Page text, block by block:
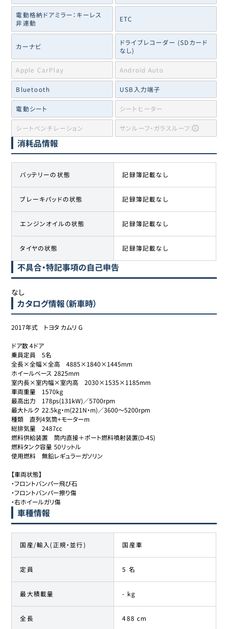
電動格納ドアミラー：キーレス
非連動
ETC
カーナビ
ドライブレコーダー (SDカード
なし)
Apple CarPlay Android Auto
Bluetooth USB入力端子
電動シート シートヒーター
シートベンチレーション サンルーフ・ガラスルーフ
消耗品情報
バッテリーの状態 記録簿記載なし
ブレーキパッドの状態 記録簿記載なし
エンジンオイルの状態 記録簿記載なし
タイヤの状態 記録簿記載なし
不具合・特記事項の自己申告
なし
カタログ情報（新車時）
2017年式　トヨタ カムリ G
ドア数	4ドア
乗員定員	5名
全長×全幅×全高	4885×1840×1445mm
ホイールベース	2825mm
室内長×室内幅×室内高	2030×1535×1185mm
車両重量	1570kg
最高出力	178ps(131kW)／5700rpm
最大トルク	22.5kg・m(221N・m)／3600～5200rpm
種類	直列4気筒+モーターm
総排気量	2487cc
燃料供給装置	筒内直接＋ポート燃料噴射装置(D-4S)
燃料タンク容量	50リットル
使用燃料	無鉛レギュラーガソリン
【車両状態】
・フロントバンパー飛び石
・フロントバンパー擦り傷
・右ホイールガリ傷
車種情報
国産/輸入(正規・並行) 国産車
定員 5 名
最大積載量 - kg
全長 488 cm